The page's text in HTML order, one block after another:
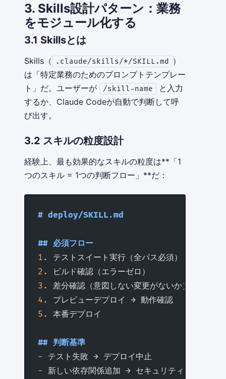
3. Skills設計パターン：業務
をモジュール化する
3.1 Skillsとは
Skills（ .claude/skills/*/SKILL.md
）
は「特定業務のためのプロンプトテンプレー
ト」だ。ユーザーが
/skill-name
と入力
するか、Claude Codeが自動で判断して呼
び出す。
3.2 スキルの粒度設計
経験上、最も効果的なスキルの粒度は**「1
つのスキル = 1つの判断フロー」**だ：
# deploy/SKILL.md
## 必須フロー
1.
テストスイート実行（全パス必須）
2.
ビルド確認（エラーゼロ）
3.
差分確認（意図しない変更がないか）
4.
プレビューデプロイ → 動作確認
5.
本番デプロイ
## 判断基準
- テスト失敗 → デプロイ中止
- 新しい依存関係追加 → セキュリティ確認